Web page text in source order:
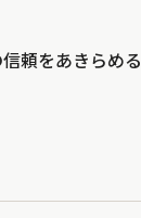
頼をあきらめる